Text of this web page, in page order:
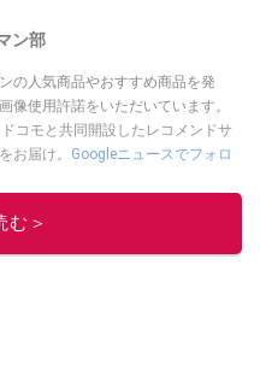
ン部
の人気商品やおすすめ商品を発
像使用許諾をいただいています。
コモと共同開設したレコメンドサ
お届け。 Googleニュースでフォロ
チオシストの他の記事を読む
む＞